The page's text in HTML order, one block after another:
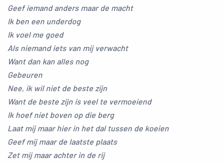
Geef iemand anders maar de macht
Ik ben een underdog
Ik voel me goed
Als niemand iets van mij verwacht
Want dan kan alles nog
Gebeuren
Nee, ik wil niet de beste zijn
Want de beste zijn is veel te vermoeiend
Ik hoef niet boven op die berg
Laat mij maar hier in het dal tussen de koeien
Geef mij maar de laatste plaats
Zet mij maar achter in de rij